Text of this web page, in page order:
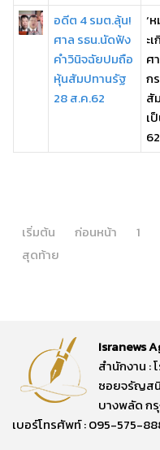
อดีต 4 รมต.ลุ้น!
ศาล รธน.นัดฟัง
คำวินิจฉัยปมถือ
หุ้นสัมปทานรัฐ
28 ส.ค.62
‘
ะ
ศ
ก
สั
เ
62
เริ่มต้น ก่อนหน้า 1
สุดท้าย
Isranews
สำนักงาน :
ซอยจรัญสนิ
บางพลัด ก
เบอร์โทรศัพท์ : 095-575-